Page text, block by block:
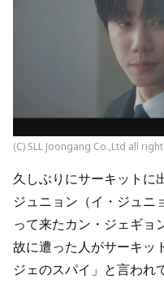
(C) SLL Joongang Co.,Ltd all
久しぶりにサーキットに
ジュニョン（イ・ジュニ
って来たカン・ジェギョ
故に遭った人がサーキッ
ジェのスパイ」と言われ